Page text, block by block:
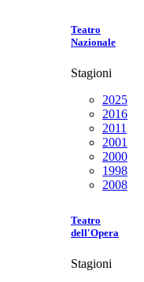
Teatro
Nazionale
Stagioni
2025
2016
2011
2001
2000
1998
2008
Teatro
dell'Opera
Stagioni